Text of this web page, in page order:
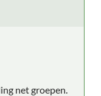
net groepen.